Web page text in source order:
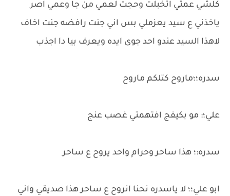
كلشي عمتي اتخبلت وحجت لعمي من جا وعمي اصر
ياخذني ع سيد يعزملي بس اني جنت رافضه جنت اخاف
لاهذا السيد عندو احد جوى ايده ويعرف بيا دا اجذب
سدره؛؛ماروح كتلكم ماروح
علي؛: مو بكيفج افتهمتي غصب عنج
سدره:؛ هذا ساحر وحرام واحد يروح ع ساحر
ابو علي؛؛ لا ياسدره نحنا انروح ع ساحر هذا صديقي واني